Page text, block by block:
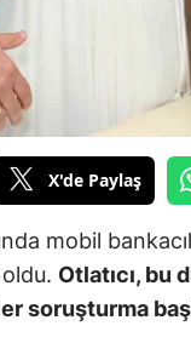
X'de Paylaş
mobil
Otlatıcı, bu
soruşturma